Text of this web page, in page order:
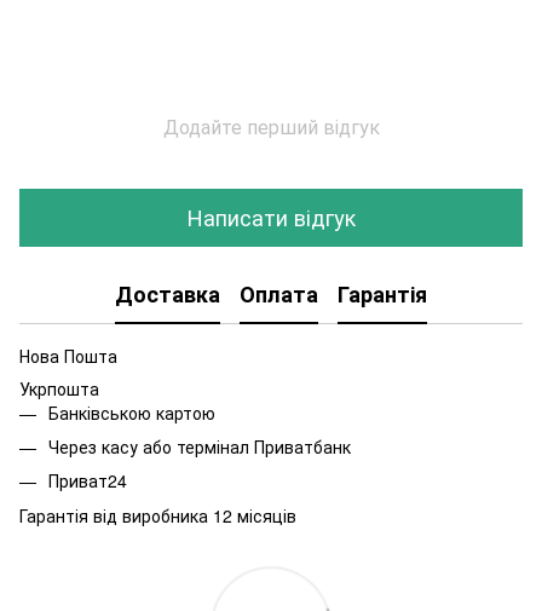
Додайте перший відгук
Написати відгук
Доставка Оплата Гарантія
Нова Пошта
Укрпошта
Банківською картою
Через касу або термінал Приватбанк
Приват24
Гарантія від виробника 12 місяців